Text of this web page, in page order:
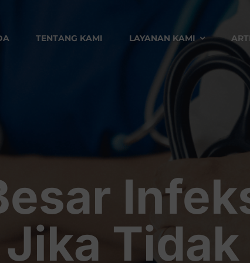
TENTANG KAMI LAYANAN KAMI